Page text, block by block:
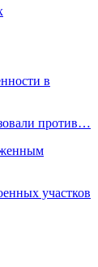
в
против…
участков